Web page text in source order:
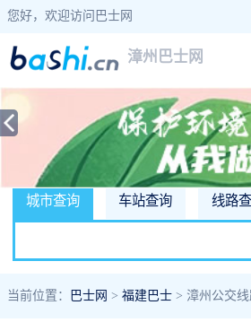
您好，欢迎访问巴士网
漳州巴士网
城市查询 车站查询 线路
当前位置： 巴士网 > 福建巴士 > 漳州公交